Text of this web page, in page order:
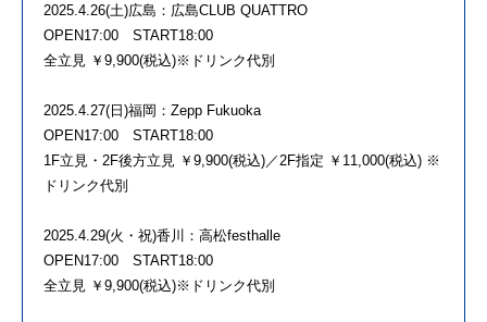
2025.4.26(土)広島：広島CLUB QUATTRO
OPEN17:00 START18:00
全立見 ￥9,900(税込)※ドリンク代別
2025.4.27(日)福岡：Zepp Fukuoka
OPEN17:00 START18:00
1F立見・2F後方立見 ￥9,900(税込)／2F指定 ￥11,000(税込) ※
ドリンク代別
2025.4.29(火・祝)香川：高松festhalle
OPEN17:00 START18:00
全立見 ￥9,900(税込)※ドリンク代別